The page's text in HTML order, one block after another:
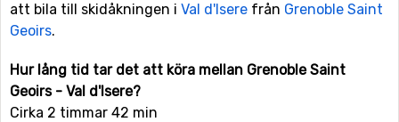
att bila till skidåkningen i Val d'Isere från Grenoble Saint
Geoirs.
Hur lång tid tar det att köra mellan Grenoble Saint
Geoirs - Val d'Isere?
Cirka 2 timmar 42 min